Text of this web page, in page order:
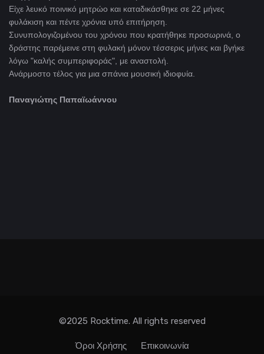
Είχε λευκό ποινικό μητρώο και καταδικάσθηκε σε 22 μήνες
φυλάκιση και πέντε χρόνια υπό επιτήρηση.
Συνυπολογιζομένου του χρόνου που κρατήθηκε προσωρινά, ο
δράστης παρέμεινε στη φυλακή μόνον τέσσερις μήνες και βγήκε
λόγω "καλής συμπεριφοράς", με αναστολή.
Ανάρμοστο τέλος για μια σπάνια μουσική ιδιοφυία.
Παναγιώτης Παπαϊωάννου
©2025 Rocktime. All rights reserved
Όροι Χρήσης Επικοινωνία